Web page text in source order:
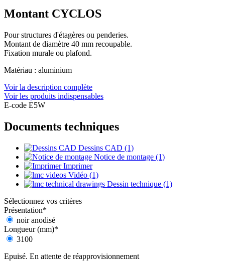
Montant CYCLOS
Pour structures d'étagères ou penderies.
Montant de diamètre 40 mm recoupable.
Fixation murale ou plafond.
Matériau : aluminium
Voir la description complète
Voir les produits indispensables
E-code E5W
Documents techniques
Dessins CAD (1)
Notice de montage (1)
Imprimer
Vidéo (1)
Dessin technique (1)
Sélectionnez vos critères
Présentation*
noir anodisé
Longueur (mm)*
3100
Epuisé. En attente de réapprovisionnement